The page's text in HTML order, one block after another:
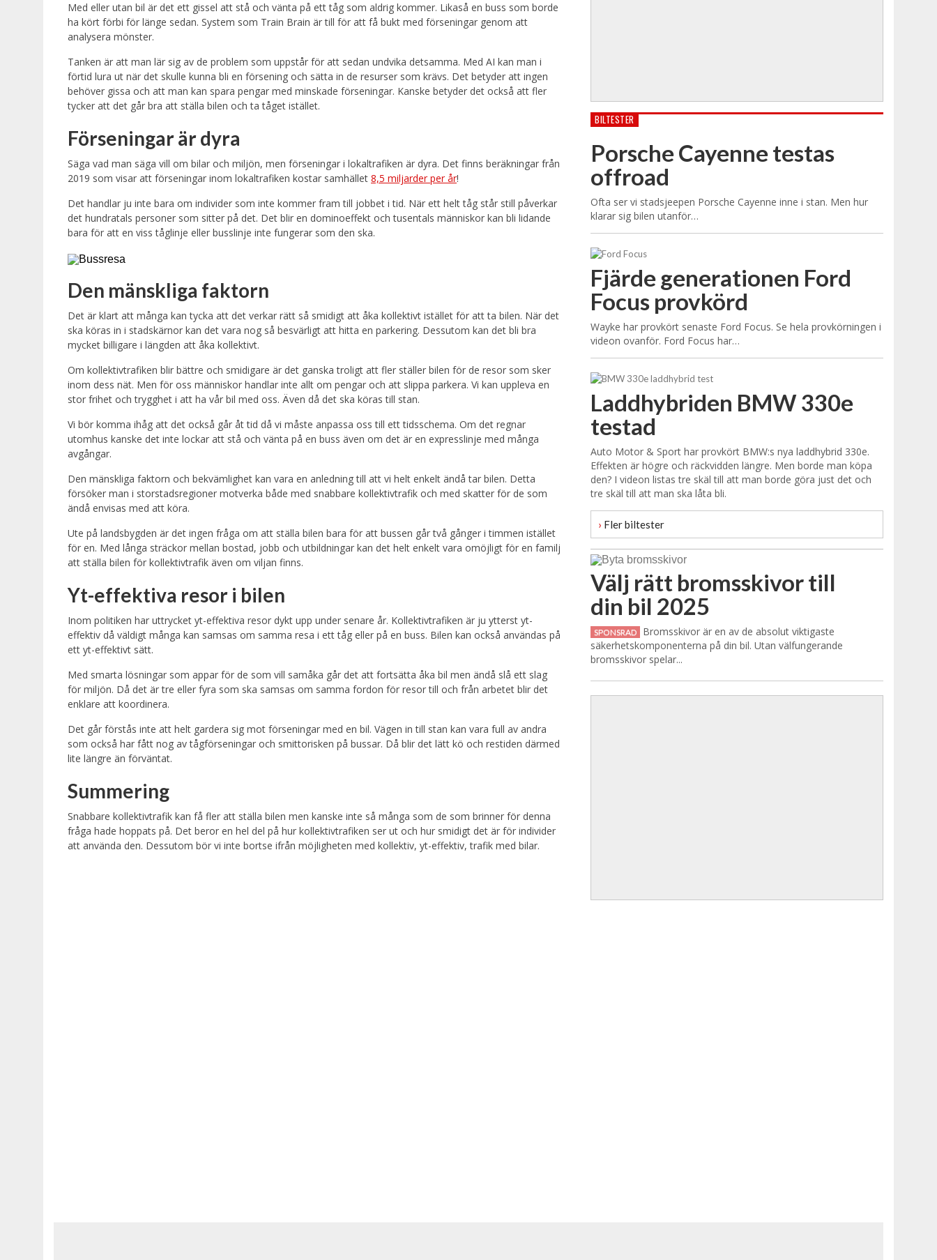
Med eller utan bil är det ett gissel att stå och vänta på ett tåg som aldrig kommer. Likaså en buss som borde
ha kört förbi för länge sedan. System som Train Brain är till för att få bukt med förseningar genom att
analysera mönster.
Tanken är att man lär sig av de problem som uppstår för att sedan undvika detsamma. Med AI kan man i
förtid lura ut när det skulle kunna bli en försening och sätta in de resurser som krävs. Det betyder att ingen
behöver gissa och att man kan spara pengar med minskade förseningar. Kanske betyder det också att fler
tycker att det går bra att ställa bilen och ta tåget istället.
Förseningar är dyra
Säga vad man säga vill om bilar och miljön, men förseningar i lokaltrafiken är dyra. Det finns beräkningar från
2019 som visar att förseningar inom lokaltrafiken kostar samhället 8,5 miljarder per år!
Det handlar ju inte bara om individer som inte kommer fram till jobbet i tid. När ett helt tåg står still påverkar
det hundratals personer som sitter på det. Det blir en dominoeffekt och tusentals människor kan bli lidande
bara för att en viss tåglinje eller busslinje inte fungerar som den ska.
Den mänskliga faktorn
Det är klart att många kan tycka att det verkar rätt så smidigt att åka kollektivt istället för att ta bilen. När det
ska köras in i stadskärnor kan det vara nog så besvärligt att hitta en parkering. Dessutom kan det bli bra
mycket billigare i längden att åka kollektivt.
Om kollektivtrafiken blir bättre och smidigare är det ganska troligt att fler ställer bilen för de resor som sker
inom dess nät. Men för oss människor handlar inte allt om pengar och att slippa parkera. Vi kan uppleva en
stor frihet och trygghet i att ha vår bil med oss. Även då det ska köras till stan.
Vi bör komma ihåg att det också går åt tid då vi måste anpassa oss till ett tidsschema. Om det regnar
utomhus kanske det inte lockar att stå och vänta på en buss även om det är en expresslinje med många
avgångar.
Den mänskliga faktorn och bekvämlighet kan vara en anledning till att vi helt enkelt ändå tar bilen. Detta
försöker man i storstadsregioner motverka både med snabbare kollektivtrafik och med skatter för de som
ändå envisas med att köra.
Ute på landsbygden är det ingen fråga om att ställa bilen bara för att bussen går två gånger i timmen istället
för en. Med långa sträckor mellan bostad, jobb och utbildningar kan det helt enkelt vara omöjligt för en familj
att ställa bilen för kollektivtrafik även om viljan finns.
Yt-effektiva resor i bilen
Inom politiken har uttrycket yt-effektiva resor dykt upp under senare år. Kollektivtrafiken är ju ytterst yt-
effektiv då väldigt många kan samsas om samma resa i ett tåg eller på en buss. Bilen kan också användas på
ett yt-effektivt sätt.
Med smarta lösningar som appar för de som vill samåka går det att fortsätta åka bil men ändå slå ett slag
för miljön. Då det är tre eller fyra som ska samsas om samma fordon för resor till och från arbetet blir det
enklare att koordinera.
Det går förstås inte att helt gardera sig mot förseningar med en bil. Vägen in till stan kan vara full av andra
som också har fått nog av tågförseningar och smittorisken på bussar. Då blir det lätt kö och restiden därmed
lite längre än förväntat.
Summering
Snabbare kollektivtrafik kan få fler att ställa bilen men kanske inte så många som de som brinner för denna
fråga hade hoppats på. Det beror en hel del på hur kollektivtrafiken ser ut och hur smidigt det är för individer
att använda den. Dessutom bör vi inte bortse ifrån möjligheten med kollektiv, yt-effektiv, trafik med bilar.
BILTESTER
Porsche Cayenne testas
offroad
Ofta ser vi stadsjeepen Porsche Cayenne inne i stan. Men hur
klarar sig bilen utanför…
Fjärde generationen Ford
Focus provkörd
Wayke har provkört senaste Ford Focus. Se hela provkörningen i
videon ovanför. Ford Focus har…
Laddhybriden BMW 330e
testad
Auto Motor & Sport har provkört BMW:s nya laddhybrid 330e.
Effekten är högre och räckvidden längre. Men borde man köpa
den? I videon listas tre skäl till att man borde göra just det och
tre skäl till att man ska låta bli.
› Fler biltester
Välj rätt bromsskivor till
din bil 2025
SPONSRAD
Bromsskivor är en av de absolut viktigaste
säkerhetskomponenterna på din bil. Utan välfungerande
bromsskivor spelar...